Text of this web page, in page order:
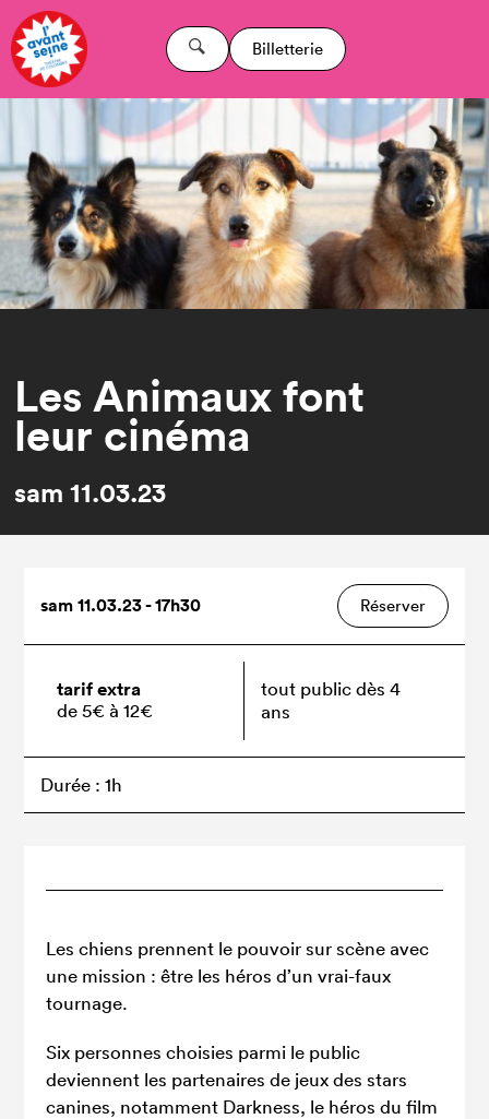
Billetterie
Les Animaux font
leur cinéma
sam11.03.23
Les chiens prennent le pouvoir sur scène avec
une mission : être les héros d’un vrai-faux
tournage.
Six personnes choisies parmi le public
deviennent les partenaires de jeux des stars
canines, notamment Darkness, le héros du film
sam 11.03.23 - 17h30 Réserver
tarif extra
de 5€ à 12€
tout public dès 4
ans
Durée : 1h